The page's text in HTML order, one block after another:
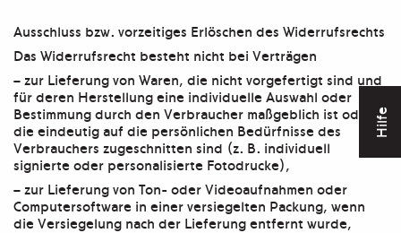
Hilfe
Ausschluss bzw. vorzeitiges Erlöschen des Widerrufsrechts
Das Widerrufsrecht besteht nicht bei Verträgen
– zur Lieferung von Waren, die nicht vorgefertigt sind und
für deren Herstellung eine individuelle Auswahl oder
Bestimmung durch den Verbraucher maßgeblich ist oder
die eindeutig auf die persönlichen Bedürfnisse des
Verbrauchers zugeschnitten sind (z. B. individuell
signierte oder personalisierte Fotodrucke),
– zur Lieferung von Ton- oder Videoaufnahmen oder
Computersoftware in einer versiegelten Packung, wenn
die Versiegelung nach der Lieferung entfernt wurde,